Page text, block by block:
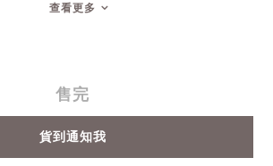
查看更多
售完
貨到通知我